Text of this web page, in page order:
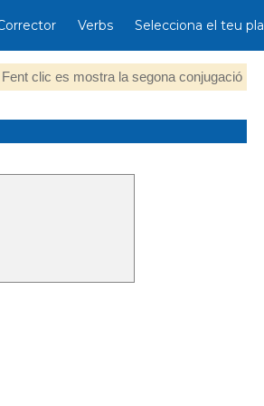
Verbs Selecciona el teu pla
Fent clic es mostra la segona conjugació